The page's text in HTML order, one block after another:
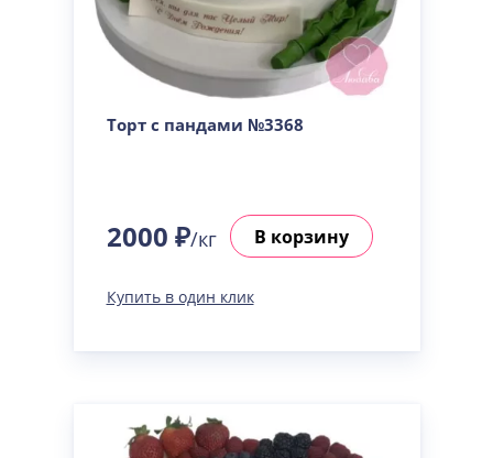
Торт с пандами №3368
2000 ₽/кг В корзину
Купить в один клик